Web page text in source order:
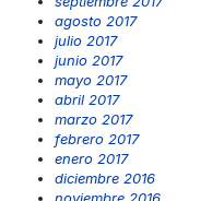
agosto 2017
julio 2017
junio 2017
mayo 2017
abril 2017
marzo 2017
febrero 2017
enero 2017
diciembre 2016